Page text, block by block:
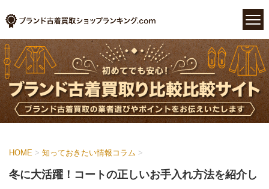
HOME > 知っておきたい情報コラム >
冬に大活躍！コートの正しいお手入れ方法を紹介し